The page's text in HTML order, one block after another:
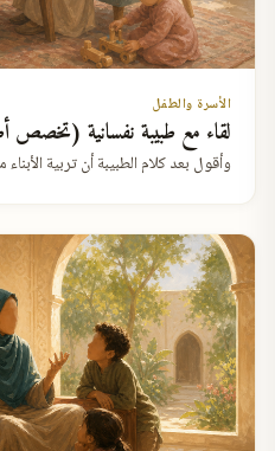
الأسرة والطفل
لقاء مع طبيبة نفسانية (تخصص
وأقول بعد كلام الطبيبة أن تربية